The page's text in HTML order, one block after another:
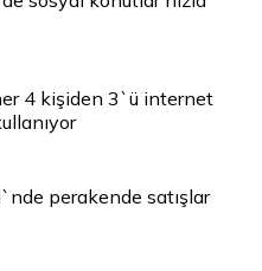
4 kişiden 3`ü internet
perakende satışlar